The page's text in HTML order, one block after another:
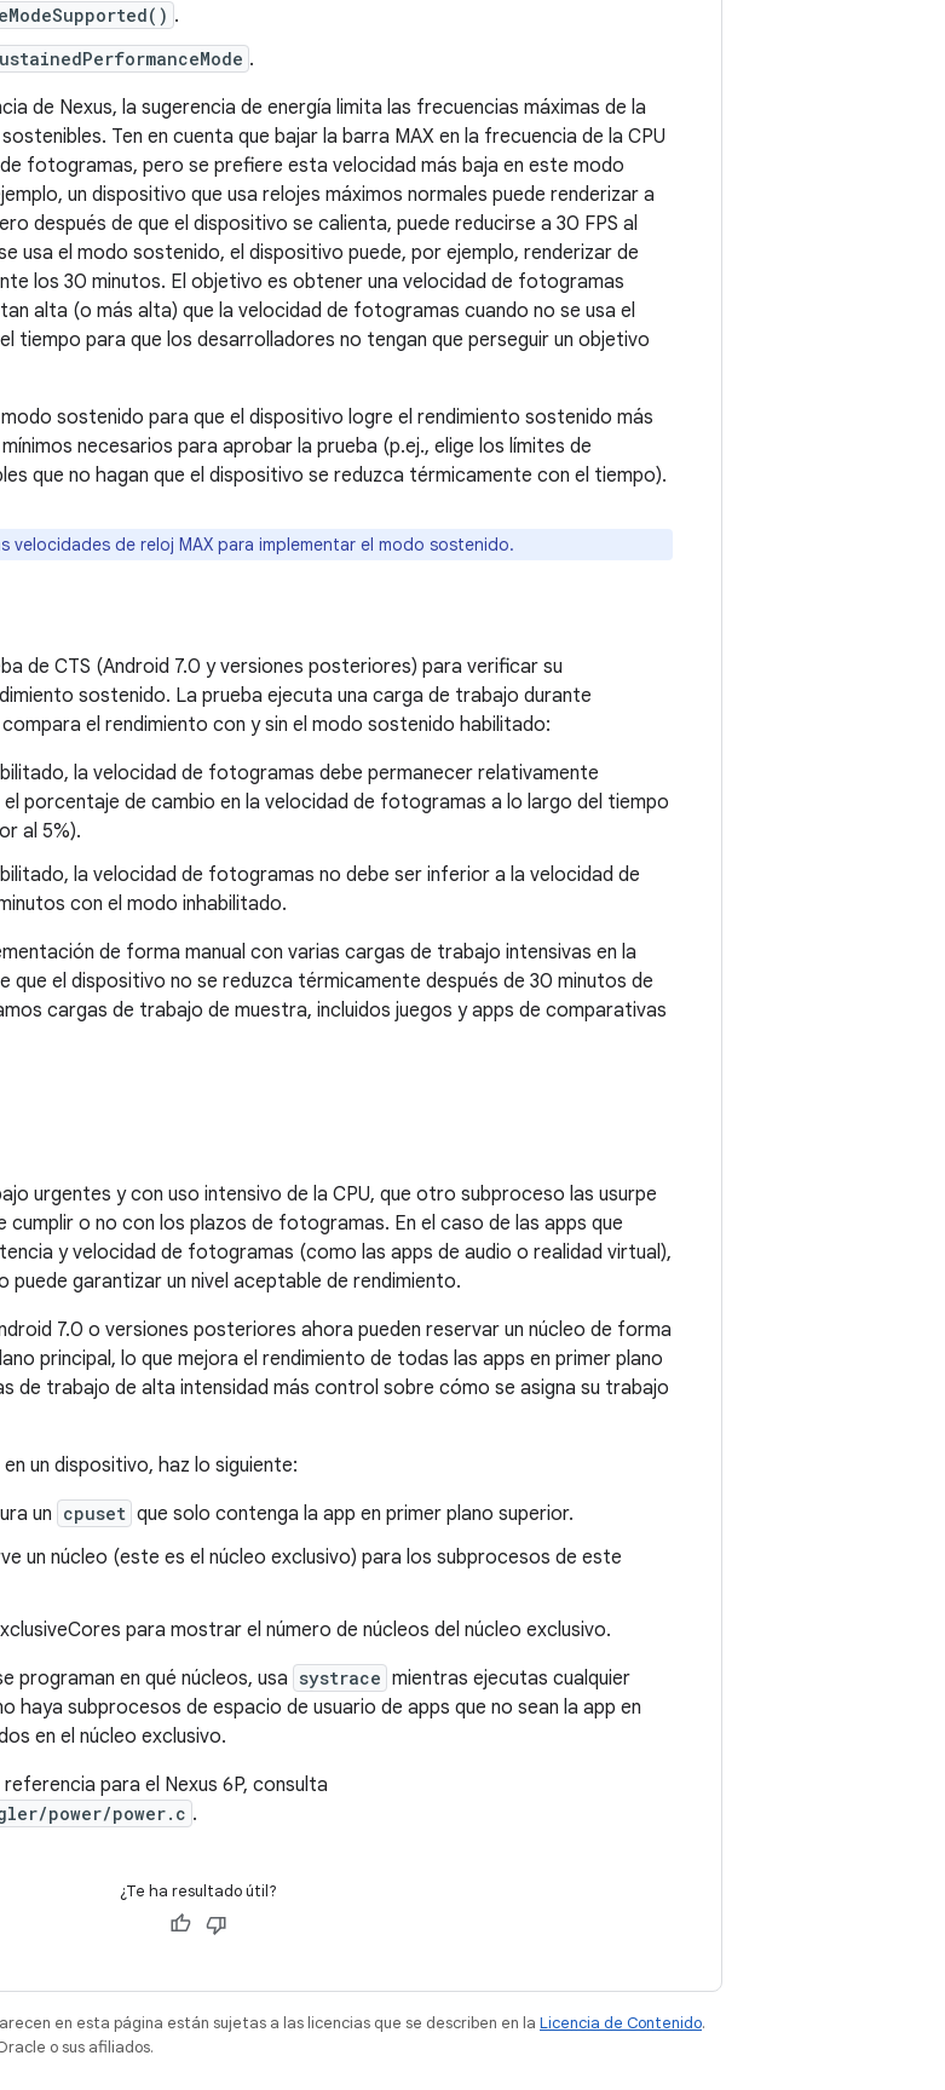
.
.
de Nexus, la sugerencia de energía limita las frecuencias máximas de la
Ten en cuenta que bajar la barra MAX en la frecuencia de la CPU
de fotogramas, pero se prefiere esta velocidad más baja en este modo
un dispositivo que usa relojes máximos normales puede renderizar a
después de que el dispositivo se calienta, puede reducirse a 30 FPS al
usa el modo sostenido, el dispositivo puede, por ejemplo, renderizar de
los 30 minutos. El objetivo es obtener una velocidad de fotogramas
alta (o más alta) que la velocidad de fotogramas cuando no se usa el
tiempo para que los desarrolladores no tengan que perseguir un objetivo
sostenido para que el dispositivo logre el rendimiento sostenido más
necesarios para aprobar la prueba (p.ej., elige los límites de
que no hagan que el dispositivo se reduzca térmicamente con el tiempo).
velocidades de reloj MAX para implementar el modo sostenido.
de CTS (Android 7.0 y versiones posteriores) para verificar su
sostenido. La prueba ejecuta una carga de trabajo durante
el rendimiento con y sin el modo sostenido habilitado:
la velocidad de fotogramas debe permanecer relativamente
porcentaje de cambio en la velocidad de fotogramas a lo largo del tiempo
al 5%).
la velocidad de fotogramas no debe ser inferior a la velocidad de
con el modo inhabilitado.
de forma manual con varias cargas de trabajo intensivas en la
que el dispositivo no se reduzca térmicamente después de 30 minutos de
cargas de trabajo de muestra, incluidos juegos y apps de comparativas
urgentes y con uso intensivo de la CPU, que otro subproceso las usurpe
o no con los plazos de fotogramas. En el caso de las apps que
y velocidad de fotogramas (como las apps de audio o realidad virtual),
puede garantizar un nivel aceptable de rendimiento.
7.0 o versiones posteriores ahora pueden reservar un núcleo de forma
principal, lo que mejora el rendimiento de todas las apps en primer plano
de trabajo de alta intensidad más control sobre cómo se asigna su trabajo
un dispositivo, haz lo siguiente:
un cpuset que solo contenga la app en primer plano superior.
un núcleo (este es el núcleo exclusivo) para los subprocesos de este
para mostrar el número de núcleos del núcleo exclusivo.
programan en qué núcleos, usa systrace mientras ejecutas cualquier
haya subprocesos de espacio de usuario de apps que no sean la app en
en el núcleo exclusivo.
para el Nexus 6P, consulta
power/power.c .
¿Te ha resultado útil?
en esta página están sujetas a las licencias que se describen en la Licencia de Contenido.
o sus afiliados.